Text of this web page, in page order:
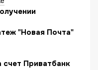
"Новая Почта"
счет Приватбанк